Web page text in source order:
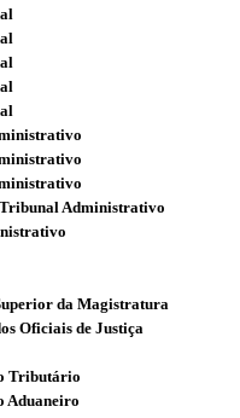
Administrativo
da Magistratura
Oficiais de Justiça
Tributário
Aduaneiro